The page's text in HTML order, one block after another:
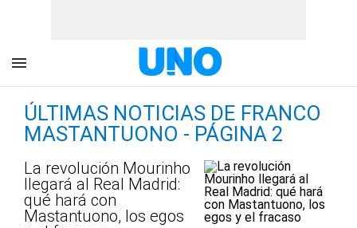
ÚLTIMAS NOTICIAS DE FRANCO
MASTANTUONO - PÁGINA 2
La revolución Mourinho
llegará al Real Madrid:
qué hará con
Mastantuono, los egos